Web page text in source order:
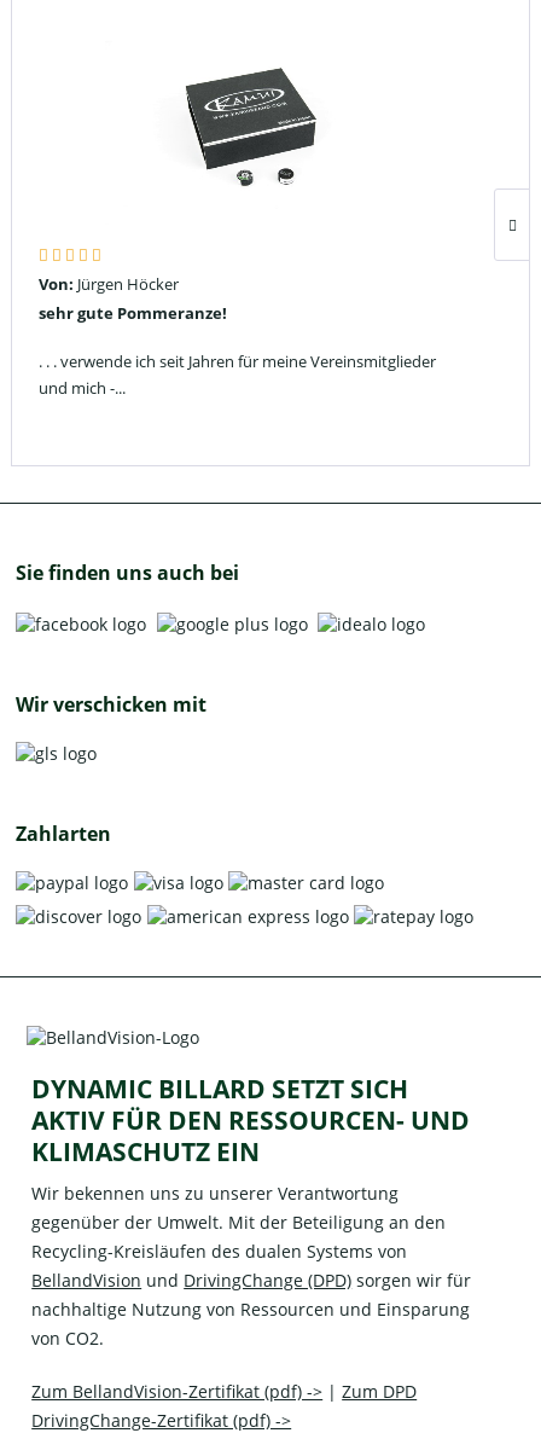
Von: Jürgen Höcker
sehr gute Pommeranze!
. . . verwende ich seit Jahren für meine Vereinsmitglieder
und mich -...
Sie finden uns auch bei
Wir verschicken mit
Zahlarten
DYNAMIC BILLARD SETZT SICH
AKTIV FÜR DEN RESSOURCEN- UND
KLIMASCHUTZ EIN
Wir bekennen uns zu unserer Verantwortung
gegenüber der Umwelt. Mit der Beteiligung an den
Recycling-Kreisläufen des dualen Systems von
BellandVision und DrivingChange (DPD) sorgen wir für
nachhaltige Nutzung von Ressourcen und Einsparung
von CO2.
Zum BellandVision-Zertifikat (pdf) -> |Zum DPD
DrivingChange-Zertifikat (pdf) ->